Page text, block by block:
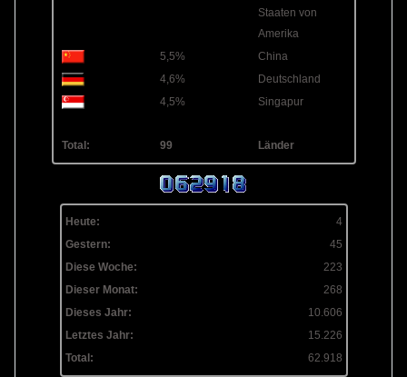
Staaten von
Amerika
5,5%
China
4,6%
Deutschland
4,5%
Singapur
Total: 99 Länder
Heute:
4
Gestern:
45
Diese Woche:
223
Dieser Monat:
268
Dieses Jahr:
10.606
Letztes Jahr:
15.226
Total:
62.918